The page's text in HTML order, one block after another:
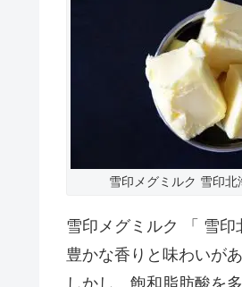
雪印メグミルク 雪印北
雪印メグミルク 「 雪
豊かな香りと味わいが